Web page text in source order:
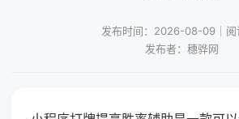
发布时间：2026-08-09｜阅
发布者：穗骅网